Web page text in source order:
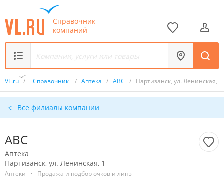
Справочник
компаний
VL.ru / Справочник / Аптека / ABC / Партизанск, ул. Ленинская, 1
Все филиалы компании
ABC
Аптека
Партизанск, ул. Ленинская, 1
Аптеки • Продажа и подбор очков и линз